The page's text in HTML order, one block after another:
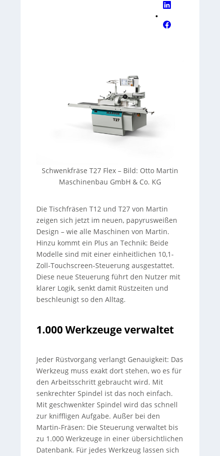
Schwenkfräse T27 Flex – Bild: Otto Martin
Maschinenbau GmbH & Co. KG
Die Tischfräsen T12 und T27 von Martin
zeigen sich jetzt im neuen, papyrusweißen
Design – wie alle Maschinen von Martin.
Hinzu kommt ein Plus an Technik: Beide
Modelle sind mit einer einheitlichen 10,1-
Zoll-Touchscreen-Steuerung ausgestattet.
Diese neue Steuerung führt den Nutzer mit
klarer Logik, senkt damit Rüstzeiten und
beschleunigt so den Alltag.
1.000 Werkzeuge verwaltet
Jeder Rüstvorgang verlangt Genauigkeit: Das
Werkzeug muss exakt dort stehen, wo es für
den Arbeitsschritt gebraucht wird. Mit
senkrechter Spindel ist das noch einfach.
Mit geschwenkter Spindel wird das schnell
zur kniffligen Aufgabe. Außer bei den
Martin-Fräsen: Die Steuerung verwaltet bis
zu 1.000 Werkzeuge in einer übersichtlichen
Datenbank. Für jedes Werkzeug lassen sich